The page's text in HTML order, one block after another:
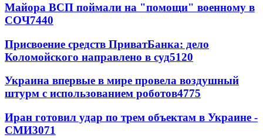
Майора ВСП поймали на "помощи" военному в
СОЧ7440
Присвоение средств ПриватБанка: дело
Коломойского направлено в суд5120
Украина впервые в мире провела воздушный
штурм с использованием роботов4775
Иран готовил удар по трем объектам в Украине -
СМИ3071